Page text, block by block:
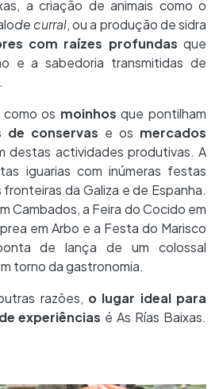
a criação de animais como o
de curral, ou a produção de sidra
com raízes profundasque
e a sabedoria transmitidas de
os moinhos que pontilham
de conservas e os mercados
destas actividades produtivas. A
iguarias com inúmeras festas
da Galiza e de Espanha.
Cambados, a Feira do Cocido em
em Arbo e a Festa do Marisco
de lança de um colossal
torno da gastronomia.
razões, o lugar ideal para
experiências é As Rías Baixas.